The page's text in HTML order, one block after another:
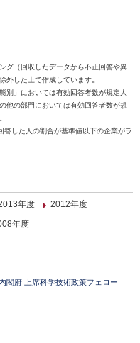
グ（回収したデータから不正回答や異
外した上で作成しています。
別」においては有効回答者数が規定人
他の部門においては有効回答者数が規
した人の割合が基準値以下の企業がラ
年度
2012年度
年度
閣府 上席科学技術政策フェロー